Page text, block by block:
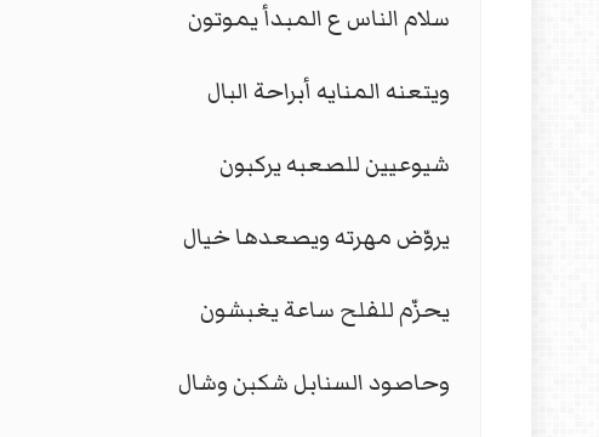
سلام الناس ع المبدأ يموتون
ويتعنه المنايه أبراحة البال
شيوعيين للصعبه يركبون
يروّض مهرته ويصعدها خيال
يحزّم للفلح ساعة يغبشون
وحاصود السنابل شكبن وشال